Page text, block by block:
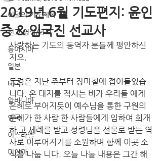
이달의 기도제목
선교 영상/화보
동아시아
일본
태국
알바니아
영국
이스라엘
미얀마
2019년 6월 기도편지: 윤인
중 & 임국진 선교사
사랑하는 기도의 동역자 분들께 평안하신
지요.
동경은 지난 주부터 장마철에 접어들었습
니다. 온 대지를 적시는 비가 우리들 에게
은혜로 부어지듯이 예수님을 통한 구원의
은혜가 한 사람 한 사람들에게 임하여 회개
하 고 세례를 받고 성령님을 선물로 받는 역
사로 이루어지기를 소원하며 함께 이곳 소
식을 나눕 니다. 오늘 나눌 내용은 그간 해